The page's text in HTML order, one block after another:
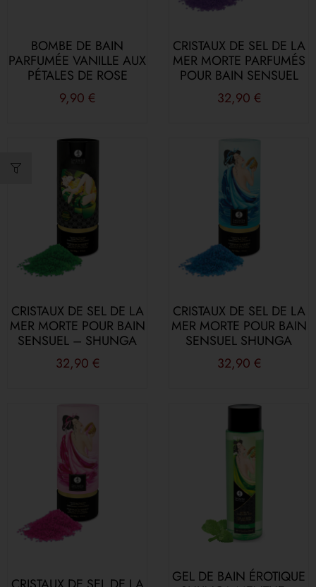
BOMBE DE BAIN
PARFUMÉE VANILLE AUX
PÉTALES DE ROSE
9,90 €
CRISTAUX DE SEL DE LA
MER MORTE PARFUMÉS
POUR BAIN SENSUEL
32,90 €
CRISTAUX DE SEL DE LA
MER MORTE POUR BAIN
SENSUEL – SHUNGA
32,90 €
CRISTAUX DE SEL DE LA
MER MORTE POUR BAIN
SENSUEL SHUNGA
32,90 €
GEL DE BAIN ÉROTIQUE